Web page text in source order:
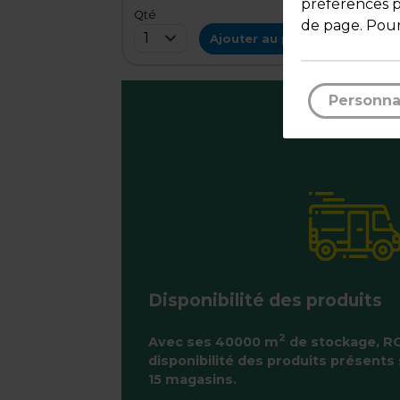
Qté
1 Ajouter au panier
Qté
Disponibilité des produits
Avec ses 40000 m2 de stockage,
disponibilité des produits présents
15 magasins.
préférences
de page.